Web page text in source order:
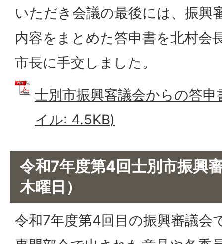
いただき会議の最後には、振興
内容をまとめた答申書を北村会
市長に手交しました。
士別市振興審議会からの答
イル: 4.5KB)
令和7年度第4回士別市振興
木曜日）
令和7年度第4回目の振興審議会